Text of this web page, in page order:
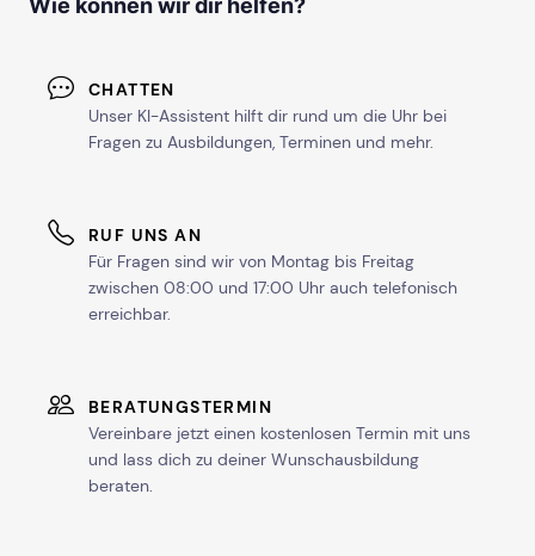
CHATTEN
Unser KI-Assistent hilft dir rund um die Uhr bei
Fragen zu Ausbildungen, Terminen und mehr.
RUF UNS AN
Für Fragen sind wir von Montag bis Freitag
zwischen 08:00 und 17:00 Uhr auch telefonisch
erreichbar.
BERATUNGSTERMIN
Vereinbare jetzt einen kostenlosen Termin mit uns
und lass dich zu deiner Wunschausbildung
beraten.